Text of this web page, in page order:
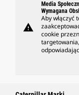
warning
Media
Wymagana
Aby włączyć
cookie